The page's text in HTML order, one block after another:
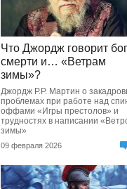
Что Джордж говорит
смерти и… «Ветрам
зимы»?
Джордж Р.Р. Мартин о
проблемах при работе над
оффами «Игры престолов» и
трудностях в написании
зимы»
09 февраля 2026